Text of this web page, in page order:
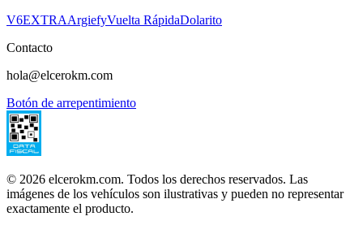
V6EXTRAArgiefyVuelta RápidaDolarito
Contacto
hola@elcerokm.com
Botón de arrepentimiento
© 2026 elcerokm.com. Todos los derechos reservados. Las
imágenes de los vehículos son ilustrativas y pueden no representar
exactamente el producto.